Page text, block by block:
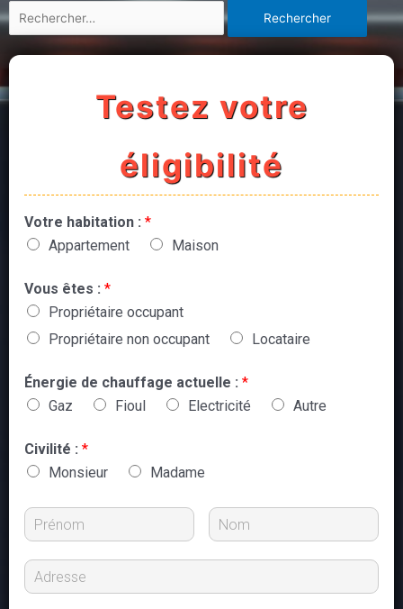
Testez votre
éligibilité
Votre habitation : *
Appartement
Maison
Vous êtes : *
Propriétaire occupant
Propriétaire non occupant
Locataire
Énergie de chauffage actuelle : *
Gaz
Fioul Electricité Autre
Civilité : *
Monsieur
Madame